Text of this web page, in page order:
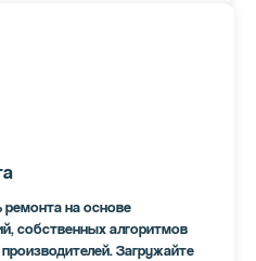
на основе
собственных алгоритмов
Загружайте